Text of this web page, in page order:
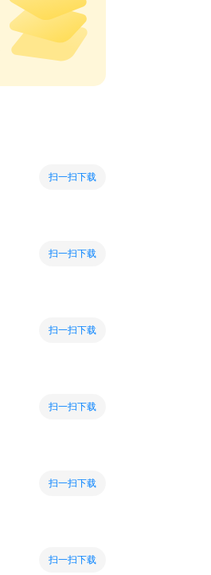
扫一扫下载
扫一扫下载
扫一扫下载
扫一扫下载
扫一扫下载
扫一扫下载